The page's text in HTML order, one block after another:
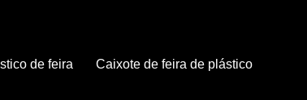
de feira caixote de feira de plástico